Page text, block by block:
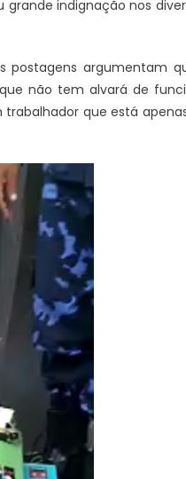
indignação nos
postagens argumentam
não tem alvará de
que está
JUAZEIRO
Juazeiro: Candidatos
estadual estão aptos
TCU